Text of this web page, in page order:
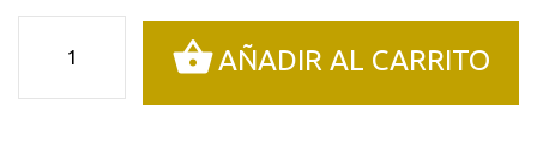
clásica
de
AÑADIR AL CARRITO